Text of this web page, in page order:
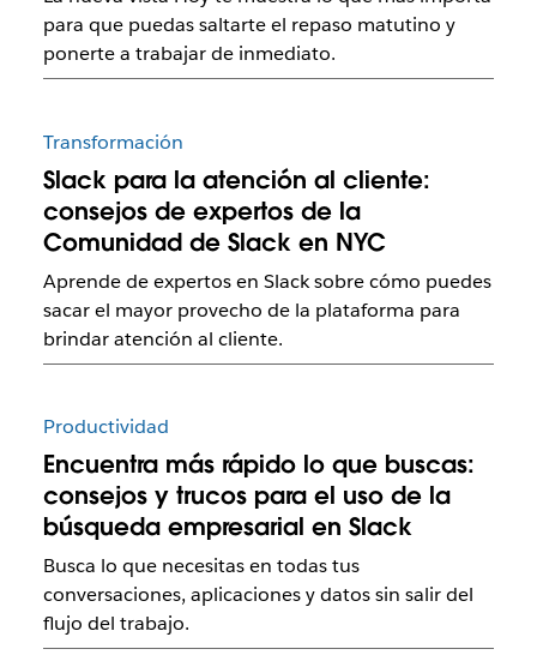
para que puedas saltarte el repaso matutino y
ponerte a trabajar de inmediato.
Transformación
Slack para la atención al cliente:
consejos de expertos de la
Comunidad de Slack en NYC
Aprende de expertos en Slack sobre cómo puedes
sacar el mayor provecho de la plataforma para
brindar atención al cliente.
Productividad
Encuentra más rápido lo que buscas:
consejos y trucos para el uso de la
búsqueda empresarial en Slack
Busca lo que necesitas en todas tus
conversaciones, aplicaciones y datos sin salir del
flujo del trabajo.